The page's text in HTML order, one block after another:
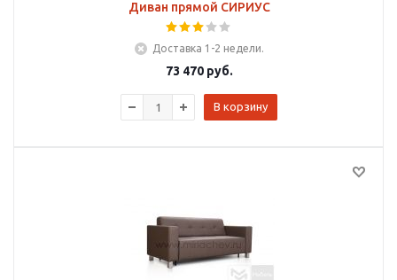
Диван прямой СИРИУС
Доставка 1-2 недели.
73 470руб.
В корзину